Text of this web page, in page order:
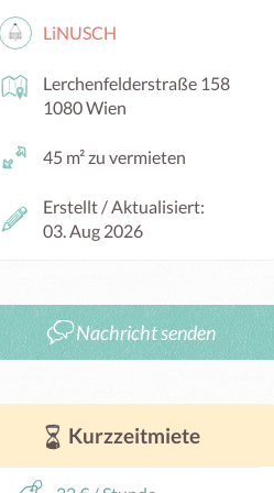
LiNUSCH
Lerchenfelderstraße 158
1080 Wien
45 m² zu vermieten
Erstellt / Aktualisiert:
03. Aug 2026
Nachricht senden
Kurzzeitmiete